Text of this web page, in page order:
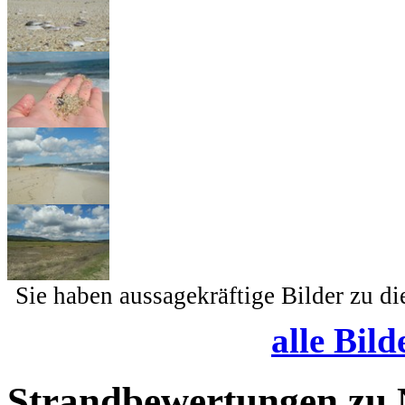
Sie haben aussagekräftige Bilder zu
alle